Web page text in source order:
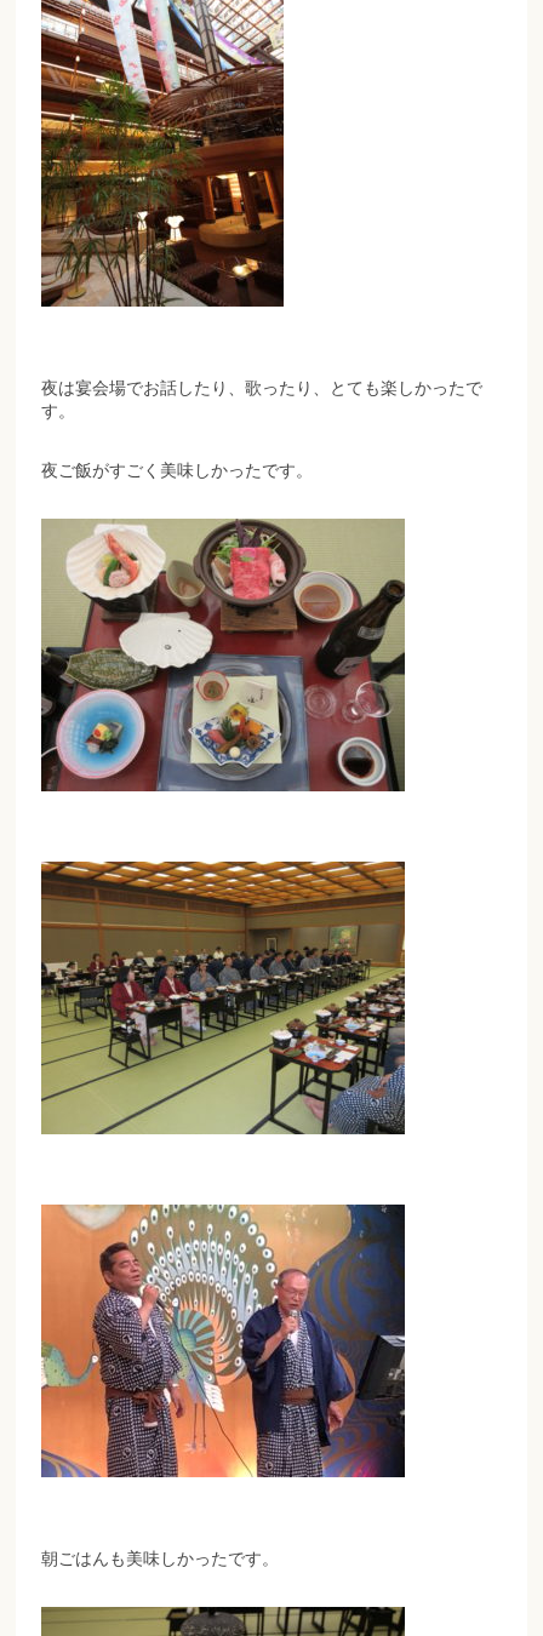
夜は宴会場でお話したり、歌ったり、とても楽しかったで
す。
夜ご飯がすごく美味しかったです。
朝ごはんも美味しかったです。